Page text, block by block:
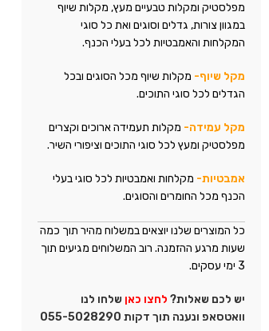
מפלסטיק ומקלות טבעיים מעץ, מקלות שיוף
במגוון צורות, גדלים וסוגים ואת כל סוגי
המקלחות והאמבטיות לכל בעלי הכנף.
מקל שיוף- מקלות שיוף מכל הסוגים ובכל
הגדלים לכל סוגי התוכים.
מקל עמידה- מקלות תעמידה ארוכים וקצרים
מפלסטיק ומעץ לכל סוגי התוכים וציפורי השיר.
אמבטיות- מקלחות ואמבטיות לכל סוגי בעלי
הכנף מכל החומרים והסוגים.
כל המוצרים שלנו יוצאים במשלוח מהיר תוך כמה
שעות מרגע ההזמנה. רוב המשלוחים מגיעים תוך
3 ימי עסקים.
יש לכם שאלות? לחצו כאן שלחו לנו
וואטסאפ ונענה תוך דקות 055-5028290